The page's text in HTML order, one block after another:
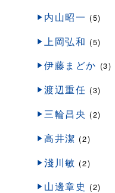
内山昭一 (5)
上岡弘和 (5)
伊藤まどか (3)
渡辺重任 (3)
三輪昌央 (2)
高井潔 (2)
淺川敏 (2)
山邊章史 (2)